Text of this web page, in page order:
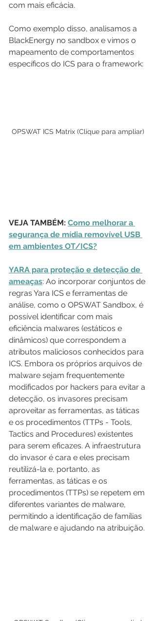
com mais eficácia.
Como exemplo disso, analisamos a
BlackEnergy no sandbox e vimos o
mapeamento de comportamentos
específicos do ICS para o framework:
OPSWAT ICS Matrix (Clique para ampliar)
VEJA TAMBÉM: Como melhorar a
segurança de mídia removível USB
em ambientes OT/ICS?
YARA para proteção e detecção de
ameaças: Ao incorporar conjuntos de
regras Yara ICS e ferramentas de
análise, como o OPSWAT Sandbox, é
possível identificar com mais
eficiência malwares (estáticos e
dinâmicos) que correspondem a
atributos maliciosos conhecidos para
ICS. Embora os próprios arquivos de
malware sejam frequentemente
modificados por hackers para evitar a
detecção, os invasores precisam
aproveitar as ferramentas, as táticas
e os procedimentos (TTPs - Tools,
Tactics and Procedures) existentes
para serem eficazes. A infraestrutura
do invasor é cara e eles precisam
reutilizá-la e, portanto, as
ferramentas, as táticas e os
procedimentos (TTPs) se repetem em
diferentes variantes de malware,
permitindo a identificação de famílias
de malware e ajudando na atribuição.